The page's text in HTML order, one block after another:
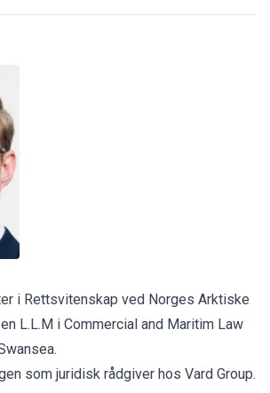
i Rettsvitenskap ved Norges Arktiske
L.L.M i Commercial and Maritim Law
som juridisk rådgiver hos Vard Group.